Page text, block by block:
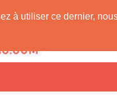
à utiliser ce dernier,